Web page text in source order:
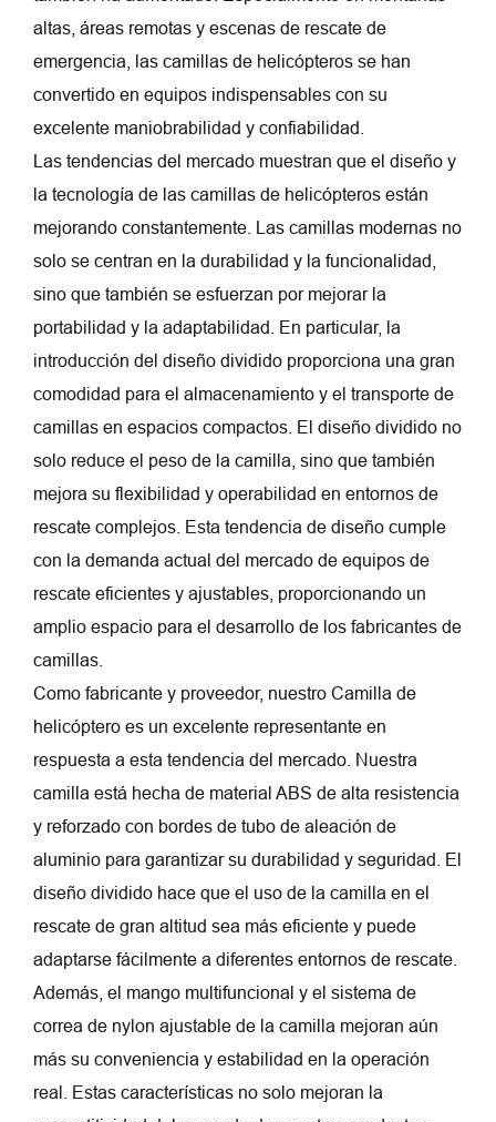
altas, áreas remotas y escenas de rescate de
emergencia, las camillas de helicópteros se han
convertido en equipos indispensables con su
excelente maniobrabilidad y confiabilidad.
Las tendencias del mercado muestran que el diseño y
la tecnología de las camillas de helicópteros están
mejorando constantemente. Las camillas modernas no
solo se centran en la durabilidad y la funcionalidad,
sino que también se esfuerzan por mejorar la
portabilidad y la adaptabilidad. En particular, la
introducción del diseño dividido proporciona una gran
comodidad para el almacenamiento y el transporte de
camillas en espacios compactos. El diseño dividido no
solo reduce el peso de la camilla, sino que también
mejora su flexibilidad y operabilidad en entornos de
rescate complejos. Esta tendencia de diseño cumple
con la demanda actual del mercado de equipos de
rescate eficientes y ajustables, proporcionando un
amplio espacio para el desarrollo de los fabricantes de
camillas.
Como fabricante y proveedor, nuestro Camilla de
helicóptero es un excelente representante en
respuesta a esta tendencia del mercado. Nuestra
camilla está hecha de material ABS de alta resistencia
y reforzado con bordes de tubo de aleación de
aluminio para garantizar su durabilidad y seguridad. El
diseño dividido hace que el uso de la camilla en el
rescate de gran altitud sea más eficiente y puede
adaptarse fácilmente a diferentes entornos de rescate.
Además, el mango multifuncional y el sistema de
correa de nylon ajustable de la camilla mejoran aún
más su conveniencia y estabilidad en la operación
real. Estas características no solo mejoran la